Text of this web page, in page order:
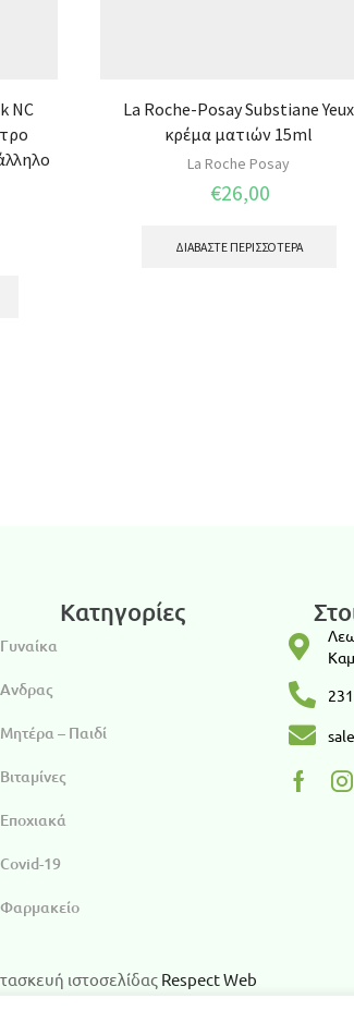
NC
La Roche-Posay Substiane Yeux
κρέμα ματιών 15ml
La Roche Posay
€26,00
ΔΙΑΒΆΣΤΕ ΠΕΡΙΣΣΌΤΕΡΑ
Κατηγορίες
Γυναίκα
Ανδρας
Μητέρα – Παιδί
Βιταμίνες
Εποχιακά
Covid-19
Φαρμακείο
ιστοσελίδας Respect Web